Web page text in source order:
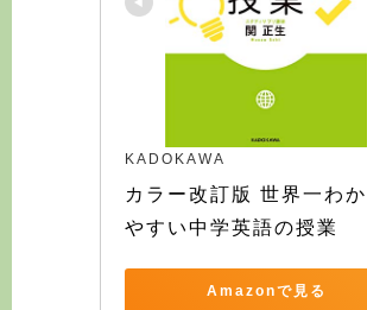
KADOKAWA
カラー改訂版 世界一わか
やすい中学英語の授業
Amazonで見る